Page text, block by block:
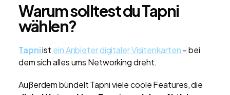
Warum solltest du Tapni
wählen?
Tapniist ein Anbieter digitaler Visitenkarten– bei
dem sich alles ums Networking dreht.
Außerdem bündelt Tapni viele coole Features, die